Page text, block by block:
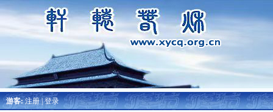
游客:注册|登录